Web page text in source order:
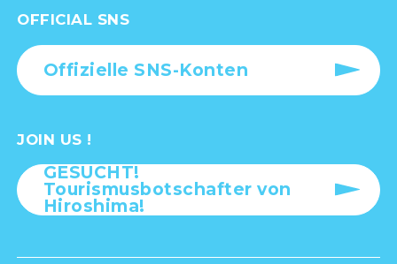
OFFICIAL SNS
Offizielle SNS-Konten
JOIN US !
GESUCHT!
Tourismusbotschafter von
Hiroshima!